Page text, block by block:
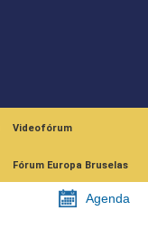
Videofórum
Fórum Europa Bruselas
Agenda